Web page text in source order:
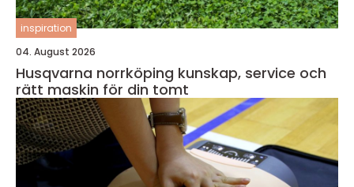
inspiration
04. August 2026
Husqvarna norrköping kunskap, service och
rätt maskin för din tomt